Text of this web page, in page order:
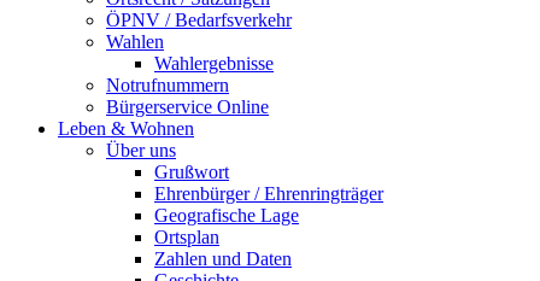
ÖPNV / Bedarfsverkehr
Wahlen
Wahlergebnisse
Notrufnummern
Bürgerservice Online
Leben & Wohnen
Über uns
Grußwort
Ehrenbürger / Ehrenringträger
Geografische Lage
Ortsplan
Zahlen und Daten